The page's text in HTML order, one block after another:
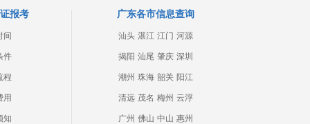
报考
间
件
程
用
知
广东各市信息查询
汕头 湛江 江门 河源
揭阳 汕尾 肇庆 深圳
潮州 珠海 韶关 阳江
清远 茂名 梅州 云浮
广州 佛山 中山 惠州